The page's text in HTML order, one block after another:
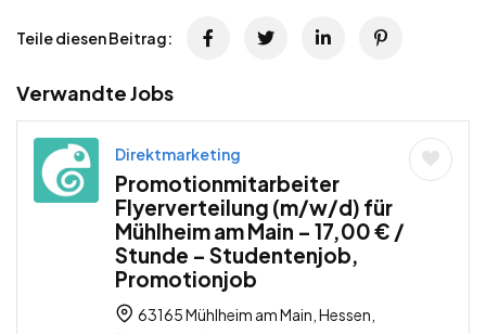
Teile diesen Beitrag:
Verwandte Jobs
Direktmarketing
Promotionmitarbeiter
Flyerverteilung (m/w/d) für
Mühlheim am Main – 17,00 € /
Stunde – Studentenjob,
Promotionjob
63165 Mühlheim am Main, Hessen,